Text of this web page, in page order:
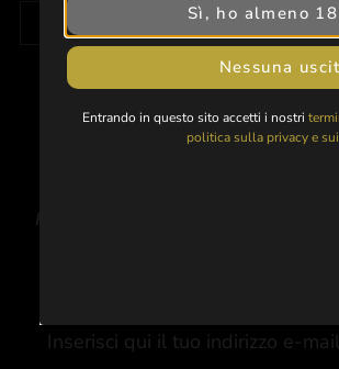
AVVISA QUANDO È DISPONIBILE NEL
Rimani sintonizzato per ricevere
Sì, ho almeno
Nessuna
Entrando in questo sito accetti i nostri
politica sulla privacy e